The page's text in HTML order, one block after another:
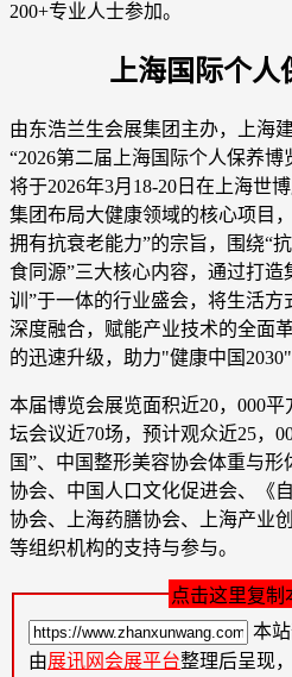
200+专业人士参加。
上海国际个人
由东浩兰生会展集团主办，上海
“2026第二届上海国际个人保养博
将于2026年3月18-20日在上海世
集团布局大健康领域的核心项目
拥有抗衰老能力”的宗旨，围绕“
食同源”三大核心内容，通过打造
训”于一体的行业盛会，将生活
深度融合，赋能产业技术的全面
的迅速升级，助力"健康中国2030"
本届博览会展览面积近20，000
坛会议近70场，预计观众近25，
国”、中国整形美容协会体重与
协会、中国人口文化促进会、《
协会、上海药膳协会、上海产业
等组织机构的支持与参与。
点击这里复制
本
由展讯网会展平台整理后呈现